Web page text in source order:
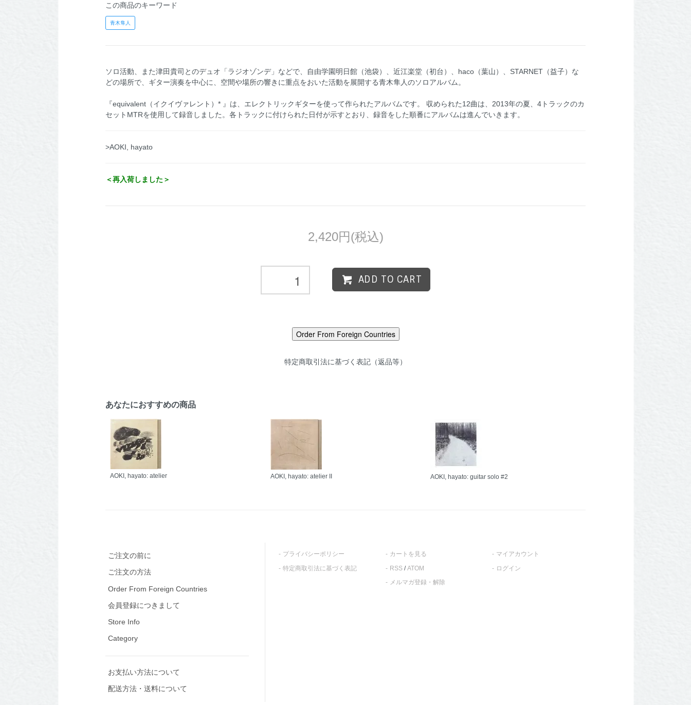
この商品のキーワード
青木隼人
ソロ活動、また津田貴司とのデュオ「ラジオゾンデ」などで、自由学園明日館（池袋）、近江楽堂（初台）、haco（葉山）、STARNET（益子）な
どの場所で、ギター演奏を中心に、空間や場所の響きに重点をおいた活動を展開する青木隼人のソロアルバム。
『equivalent（イクイヴァレント）* 』は、エレクトリックギターを使って作られたアルバムです。 収められた12曲は、2013年の夏、4トラックのカ
セットMTRを使用して録音しました。各トラックに付けられた日付が示すとおり、録音をした順番にアルバムは進んでいきます。
>AOKI, hayato
＜再入荷しました＞
2,420円(税込)
ADD TO CART
特定商取引法に基づく表記（返品等）
あなたにおすすめの商品
AOKI, hayato: atelier AOKI, hayato: atelier II AOKI, hayato: guitar solo #2
ご注文の前に
ご注文の方法
Order From Foreign Countries
会員登録につきまして
Store Info
Category
お支払い方法について
配送方法・送料について
プライバシーポリシー
特定商取引法に基づく表記
カートを見る
RSS/ATOM
メルマガ登録・解除
マイアカウント
ログイン